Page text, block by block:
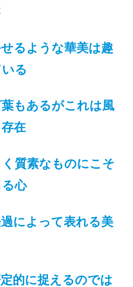
るような華美は趣
る
もあるがこれは風
在
質素なものにこそ
心
によって表れる美
的に捉えるのでは